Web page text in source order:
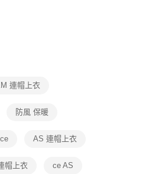
擊此簡訊中的連結，可透過四大超商／
款，方視為交易完成。
付 」之結帳頁面顯示為準，若有關於
等相關疑問，請聯繫「AFTEE先享後付
support/home
供之「AFTEE先享後付」服務完成之交
代理人或監護人之同意方可使用
上)免運費
連帽上衣
防風 保暖
AS 連帽上衣
帽上衣 ce AS